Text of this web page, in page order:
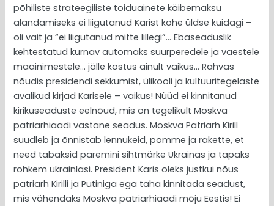
põhiliste strateegiliste toiduainete käibemaksu
alandamiseks ei liigutanud Karist kohe üldse kuidagi –
oli vait ja “ei liigutanud mitte lillegi”… Ebaseaduslik
kehtestatud kurnav automaks suurperedele ja vaestele
maainimestele… jälle kostus ainult vaikus… Rahvas
nõudis presidendi sekkumist, ülikooli ja kultuuritegelaste
avalikud kirjad Karisele – vaikus! Nüüd ei kinnitanud
kirikuseaduste eelnõud, mis on tegelikult Moskva
patriarhiaadi vastane seadus. Moskva Patriarh Kirill
suudleb ja õnnistab lennukeid, pomme ja rakette, et
need tabaksid paremini sihtmärke Ukrainas ja tapaks
rohkem ukrainlasi. President Karis oleks justkui nõus
patriarh Kirilli ja Putiniga ega taha kinnitada seadust,
mis vähendaks Moskva patriarhiaadi mõju Eestis! Ei